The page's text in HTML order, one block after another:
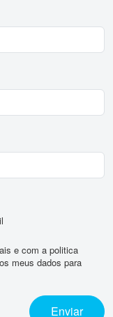
e com a politica
meus dados para